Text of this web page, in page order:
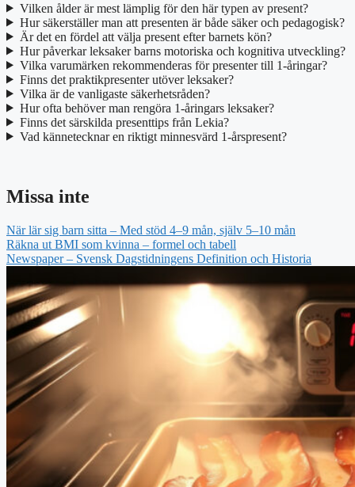
Vilken ålder är mest lämplig för den här typen av present?
Hur säkerställer man att presenten är både säker och pedagogisk?
Är det en fördel att välja present efter barnets kön?
Hur påverkar leksaker barns motoriska och kognitiva utveckling?
Vilka varumärken rekommenderas för presenter till 1-åringar?
Finns det praktikpresenter utöver leksaker?
Vilka är de vanligaste säkerhetsråden?
Hur ofta behöver man rengöra 1-åringars leksaker?
Finns det särskilda presenttips från Lekia?
Vad kännetecknar en riktigt minnesvärd 1-årspresent?
Missa inte
När lär sig barn sitta – Med stöd 4–9 mån, själv 5–10 mån
Räkna ut BMI som kvinna – formel och tabell
Newspaper – Svensk Dagstidningens Definition och Historia